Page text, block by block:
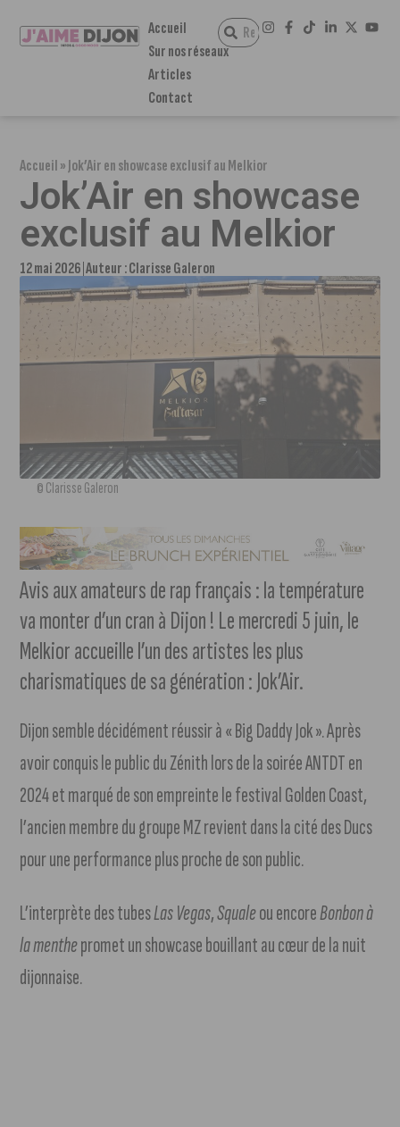
Accueil
Sur nos réseaux
Articles
Contact
Accueil»Jok’Air en showcase exclusif au Melkior
Jok’Air en showcase
exclusif au Melkior
12 mai 2026 Auteur :Clarisse Galeron
© Clarisse Galeron
Avis aux amateurs de rap français : la température
va monter d’un cran à Dijon ! Le mercredi 5 juin, le
Melkior accueille l’un des artistes les plus
charismatiques de sa génération : Jok’Air.
Dijon semble décidément réussir à « Big Daddy Jok ». Après
avoir conquis le public du Zénith lors de la soirée ANTDT en
2024 et marqué de son empreinte le festival Golden Coast,
l’ancien membre du groupe MZ revient dans la cité des Ducs
pour une performance plus proche de son public.
L’interprète des tubesLas Vegas,Squaleou encoreBonbon à
la menthepromet un showcase bouillant au cœur de la nuit
dijonnaise.